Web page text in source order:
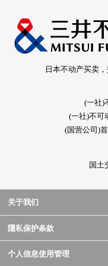
日本不动产买卖
(一社)
(一社)不可
(国营公司)
国土
关于我们
隱私保护条款
个人信息使用管理